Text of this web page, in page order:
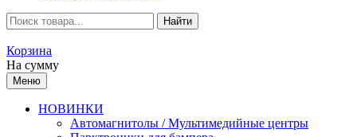
Найти
Корзина
На сумму
Меню
НОВИНКИ
Автомагнитолы / Мультимедийные центры